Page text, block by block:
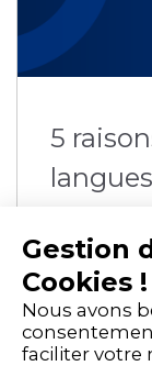
5
Apprentissage
E-learning et
Gestion
Cookies !
Nous avons
faciliter votre